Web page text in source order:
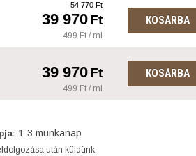
54 770 Ft
39 970Ft
499 Ft / ml
KOSÁRBA
39 970Ft
499 Ft / ml
KOSÁRBA
1-3 munkanap
után küldünk.